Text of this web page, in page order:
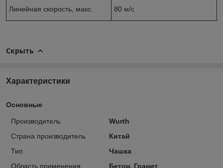
Линейная скорость, макс. 80 м/с
Скрыть
Характеристики
Основные
Производитель
Wurth
Страна производитель
Китай
Тип
Чашка
Область применения
Бетон, Гранит